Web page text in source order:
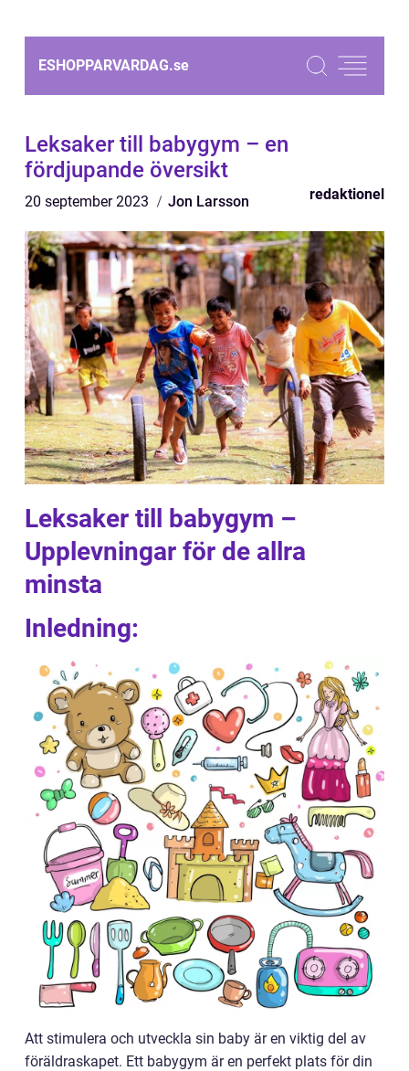
ESHOPPARVARDAG.se
Leksaker till babygym – en
fördjupande översikt
20 september 2023 Jon Larsson redaktionel
Leksaker till babygym –
Upplevningar för de allra
minsta
Inledning:
Att stimulera och utveckla sin baby är en viktig del av
föräldraskapet. Ett babygym är en perfekt plats för din